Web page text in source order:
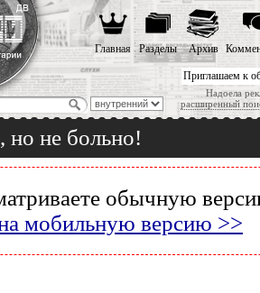
Приглашаем к
Надоела
расширенный
Главная Разделы Архив
но не больно!
обычную
мобильную версию >>